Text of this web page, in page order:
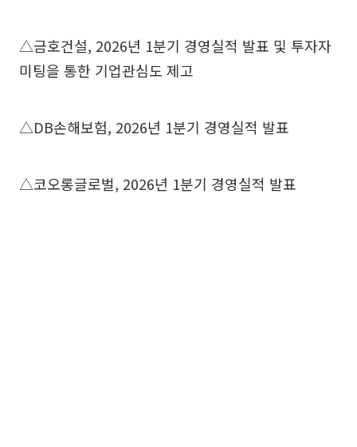
△금호건설, 2026년 1분기 경영실적 발표 및 투자자
미팅을 통한 기업관심도 제고
△DB손해보험, 2026년 1분기 경영실적 발표
△코오롱글로벌, 2026년 1분기 경영실적 발표